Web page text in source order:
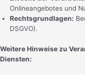
Onlineangebotes und
Rechtsgrundlagen:
DSGVO).
Weitere Hinweise zu
Diensten: